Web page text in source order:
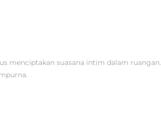
menciptakan suasana intim dalam ruangan.